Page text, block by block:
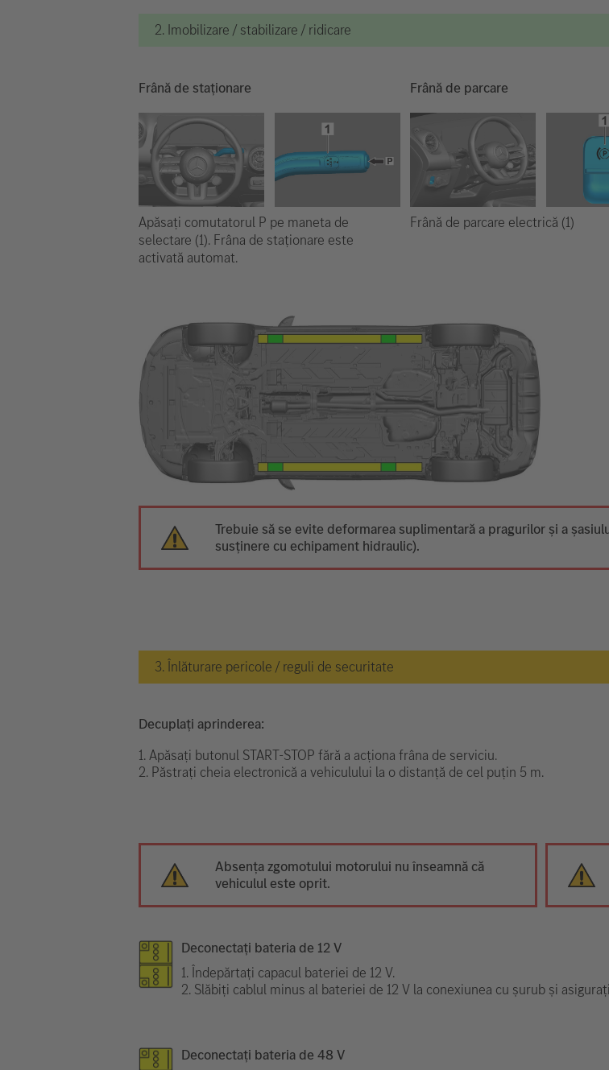
2. Imobilizare / stabilizare / ridicare
Frână de staționare
Apăsați comutatorul P pe maneta de
selectare (1). Frâna de staționare este
activată automat.
Frână de parcare
Frână de parcare electrică (1)
Trebuie să se evite deformarea suplimentară a pragurilor și a
susținere cu echipament hidraulic).
3. Înlăturare pericole / reguli de securitate
Decuplați aprinderea:
1. Apăsați butonul START-STOP fără a acționa frâna de serviciu.
2. Păstrați cheia electronică a vehiculului la o distanță de cel puțin 5 m.
Absența zgomotului motorului nu înseamnă că
vehiculul este oprit.
Deconectați bateria de 12 V
1. Îndepărtați capacul bateriei de 12 V.
2. Slăbiți cablul minus al bateriei de 12 V la conexiunea cu șurub și
Deconectați bateria de 48 V